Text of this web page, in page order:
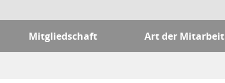
Mitgliedschaft Art der Mitarbeit